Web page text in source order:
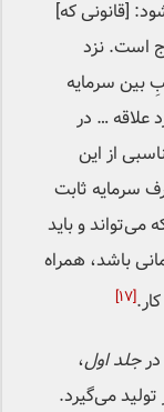
[قانونی که]
است. نزد
بین سرمایه
علاقه‌ … در
از این
سرمایه ثابت
می‌تواند و باید
باشد، همراه
[۱۷]
درجلد اول،
می‌گیرد.